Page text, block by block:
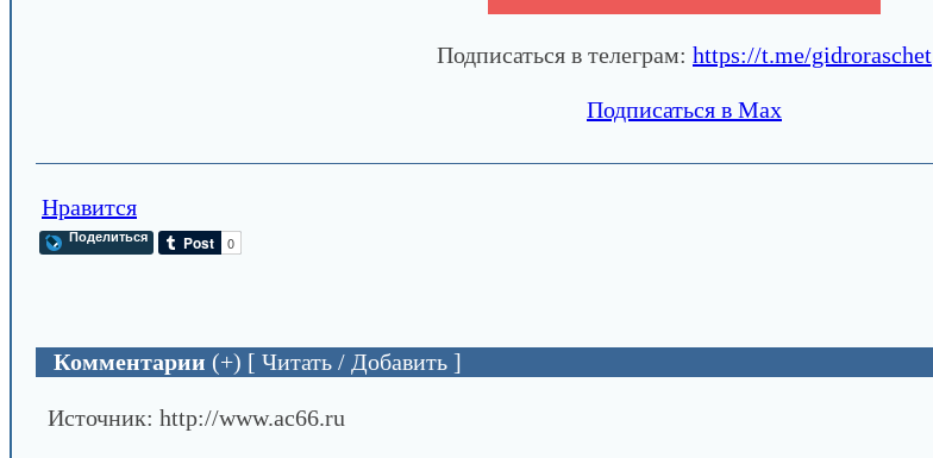
Подписаться в телеграм: https://t.me/gidroraschet
Подписаться в Max
Нравится
Поделиться
Комментарии (+) [ Читать / Добавить ]
Источник: http://www.ac66.ru